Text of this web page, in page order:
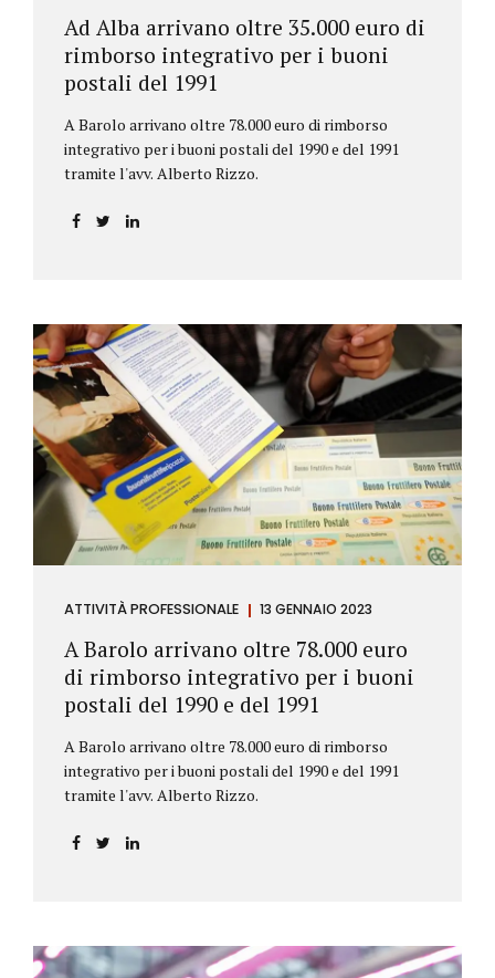
Ad Alba arrivano oltre 35.000 euro di
rimborso integrativo per i buoni
postali del 1991
A Barolo arrivano oltre 78.000 euro di rimborso
integrativo per i buoni postali del 1990 e del 1991
tramite l'avv. Alberto Rizzo.
ATTIVITÀ PROFESSIONALE 13 GENNAIO 2023
A Barolo arrivano oltre 78.000 euro
di rimborso integrativo per i buoni
postali del 1990 e del 1991
A Barolo arrivano oltre 78.000 euro di rimborso
integrativo per i buoni postali del 1990 e del 1991
tramite l'avv. Alberto Rizzo.